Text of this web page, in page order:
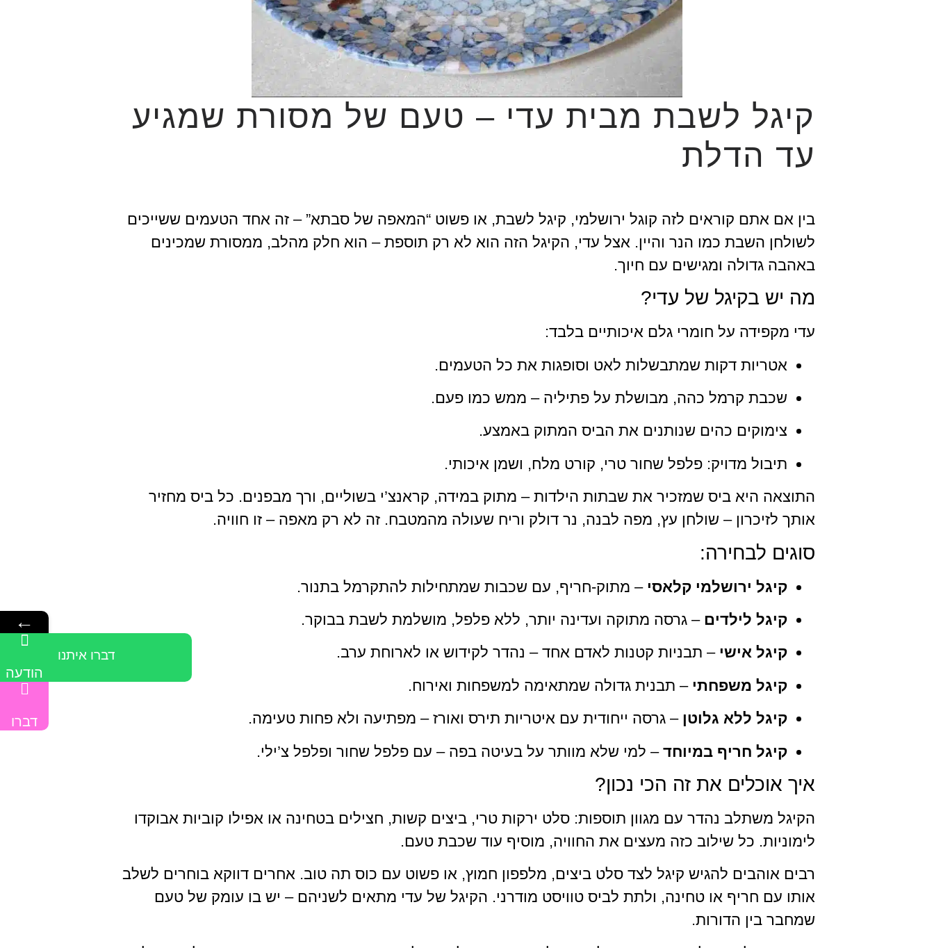
קיגל לשבת מבית עדי – טעם של מסורת שמגיע
עד הדלת
בין אם אתם קוראים לזה קוגל ירושלמי, קיגל לשבת, או פשוט “המאפה של סבתא” – זה אחד הטעמים ששייכים
לשולחן השבת כמו הנר והיין. אצל עדי, הקיגל הזה הוא לא רק תוספת – הוא חלק מהלב, ממסורת שמכינים
באהבה גדולה ומגישים עם חיוך.
מה יש בקיגל של עדי?
עדי מקפידה על חומרי גלם איכותיים בלבד:
אטריות דקות שמתבשלות לאט וסופגות את כל הטעמים.
שכבת קרמל כהה, מבושלת על פתיליה – ממש כמו פעם.
צימוקים כהים שנותנים את הביס המתוק באמצע.
תיבול מדויק: פלפל שחור טרי, קורט מלח, ושמן איכותי.
התוצאה היא ביס שמזכיר את שבתות הילדות – מתוק במידה, קראנצ’י בשוליים, ורך מבפנים. כל ביס מחזיר
אותך לזיכרון – שולחן עץ, מפה לבנה, נר דולק וריח שעולה מהמטבח. זה לא רק מאפה – זו חוויה.
סוגים לבחירה:
קיגל ירושלמי קלאסי – מתוק-חריף, עם שכבות שמתחילות להתקרמל בתנור.
קיגל לילדים – גרסה מתוקה ועדינה יותר, ללא פלפל, מושלמת לשבת בבוקר.
קיגל אישי – תבניות קטנות לאדם אחד – נהדר לקידוש או לארוחת ערב.
קיגל משפחתי – תבנית גדולה שמתאימה למשפחות ואירוח.
קיגל ללא גלוטן – גרסה ייחודית עם איטריות תירס ואורז – מפתיעה ולא פחות טעימה.
קיגל חריף במיוחד – למי שלא מוותר על בעיטה בפה – עם פלפל שחור ופלפל צ’ילי.
איך אוכלים את זה הכי נכון?
הקיגל משתלב נהדר עם מגוון תוספות: סלט ירקות טרי, ביצים קשות, חצילים בטחינה או אפילו קוביות אבוקדו
לימוניות. כל שילוב כזה מעצים את החוויה, מוסיף עוד שכבת טעם.
רבים אוהבים להגיש קיגל לצד סלט ביצים, מלפפון חמוץ, או פשוט עם כוס תה טוב. אחרים דווקא בוחרים לשלב
אותו עם חריף או טחינה, ולתת לביס טוויסט מודרני. הקיגל של עדי מתאים לשניהם – יש בו עומק של טעם
שמחבר בין הדורות.
←
הודעה
דברו איתנו
דברו